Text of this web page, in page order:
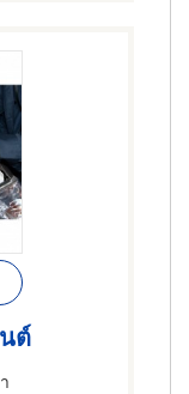
ต์